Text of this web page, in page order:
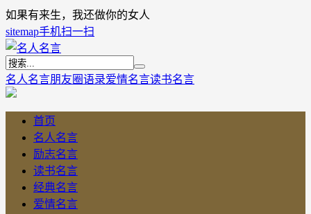
如果有来生，我还做你的女人
sitemap手机扫一扫
名人名言朋友圈语录爱情名言读书名言
首页
名人名言
励志名言
读书名言
经典名言
爱情名言